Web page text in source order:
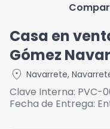
Casa en
Gómez
location_on Navarrete,
Clave Interna: PVC-
Fecha de Entrega: